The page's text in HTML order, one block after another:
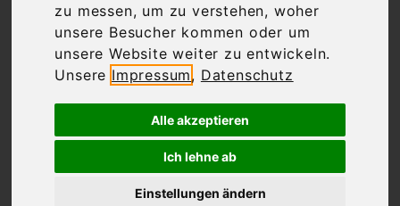
zu messen, um zu verstehen, woher
unsere Besucher kommen oder um
unsere Website weiter zu entwickeln.
Unsere Impressum, Datenschutz
Alle akzeptieren
Ich lehne ab
Einstellungen ändern